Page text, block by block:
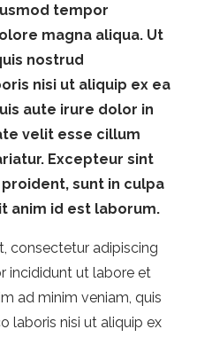
tempor
magna aliqua. Ut
nostrud
nisi ut aliquip ex ea
aute irure dolor in
velit esse cillum
Excepteur sint
sunt in culpa
anim id est laborum.
consectetur adipiscing
incididunt ut labore et
ad minim veniam, quis
laboris nisi ut aliquip ex